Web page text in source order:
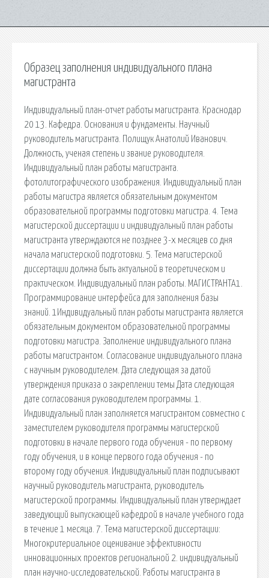
Образец заполнения индивидуального плана
магистранта
Индивидуальный план-отчет работы магистранта. Краснодар
20 13. Кафедра. Основания и фундаменты. Научный
руководитель магистранта. Полищук Анатолий Иванович.
Должность, ученая степень и звание руководителя.
Индивидуальный план работы магистранта.
фотолитографического изображения. Индивидуальный план
работы магистра является обязательным документом
образовательной программы подготовки магистра. 4. Тема
магистерской диссертации и индивидуальный план работы
магистранта утверждаются не позднее 3-х месяцев со дня
начала магистерской подготовки. 5. Тема магистерской
диссертации должна быть актуальной в теоретическом и
практическом. Индивидуальный план работы. МАГИСТРАНТА1.
Программирование интерфейса для заполнения базы
знаний. 1Индивидуальный план работы магистранта является
обязательным документом образовательной программы
подготовки магистра. Заполнение индивидуального плана
работы магистрантом. Согласование индивидуального плана
с научным руководителем. Дата следующая за датой
утверждения приказа о закреплении темы Дата следующая
дате согласования руководителем программы. 1.
Индивидуальный план заполняется магистрантом совместно с
заместителем руководителя программы магистерской
подготовки в начале первого года обучения - по первому
году обучения, и в конце первого года обучения - по
второму году обучения. Индивидуальный план подписывают
научный руководитель магистранта, руководитель
магистерской программы. Индивидуальный план утверждает
заведующий выпускающей кафедрой в начале учебного года
в течение 1 месяца. 7. Тема магистерской диссертации:
Многокритериальное оценивание эффективности
инновационных проектов региональной 2. индивидуальный
план научно-исследовательской. Работы магистранта в